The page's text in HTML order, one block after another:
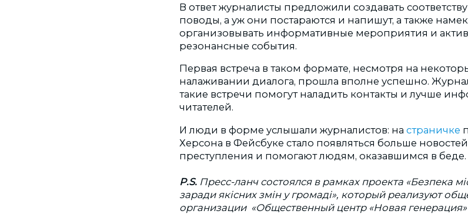
В ответ журналисты предложили создавать
поводы, а уж они постараются и напишут, а также
организовывать информативные мероприятия и
резонансные события.
Первая встреча в таком формате, несмотря на
налаживании диалога, прошла вполне успешно.
такие встречи помогут наладить контакты и лучше
читателей.
И люди в форме услышали журналистов: на страничке
Херсона в Фейсбуке стало появляться больше
преступления и помогают людям, оказавшимся в беде.
P.S. Пресс-ланч состоялся в рамках проекта «Безпека
заради якісних змін у громаді», который реализуют
организации «Общественный центр «Новая